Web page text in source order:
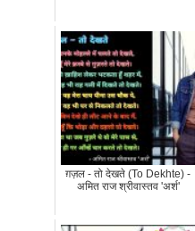
ग़ज़ल - तो देखते (To Dekhte) -
अमित राज श्रीवास्तव 'अर्श'